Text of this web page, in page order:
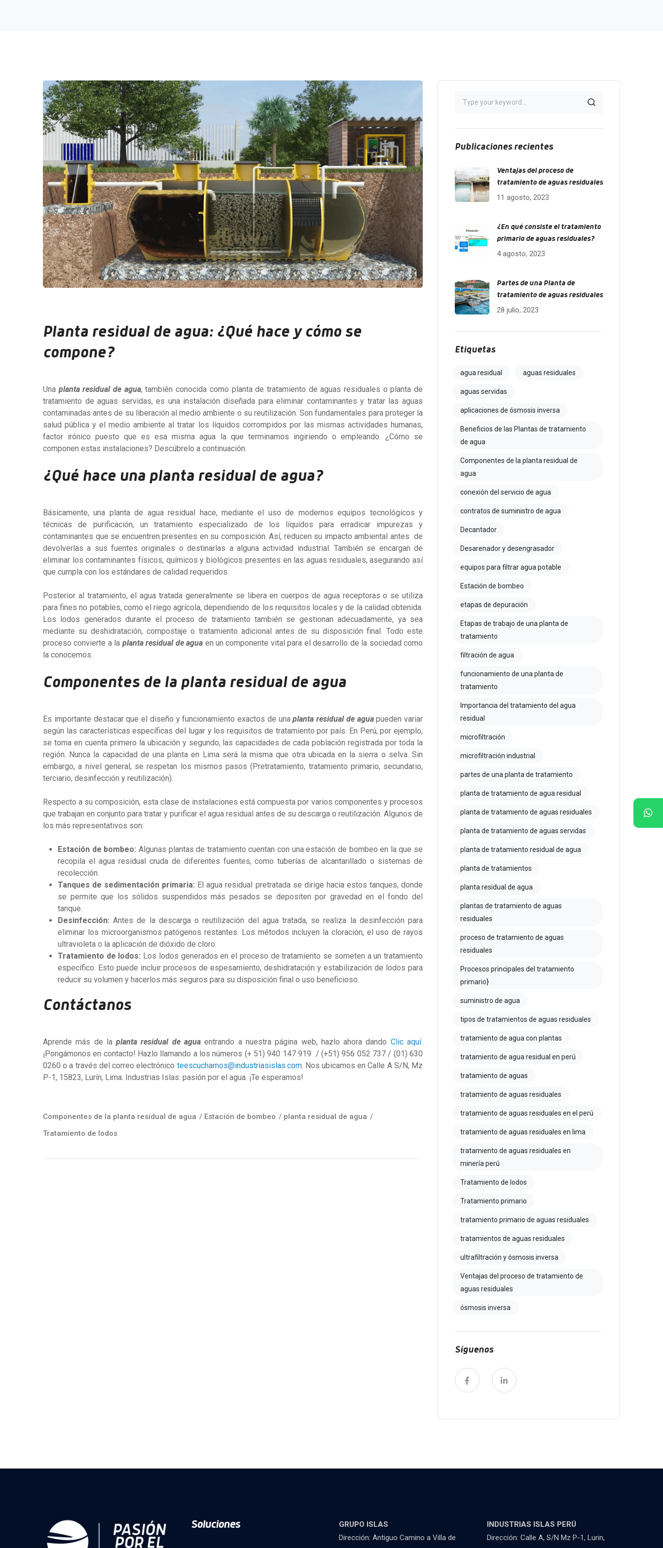
Planta residual de agua: ¿Qué hace y cómo se
compone?
Una planta residual de agua, también conocida como planta de tratamiento de aguas residuales o planta de
tratamiento de aguas servidas, es una instalación diseñada para eliminar contaminantes y tratar las aguas
contaminadas antes de su liberación al medio ambiente o su reutilización. Son fundamentales para proteger la
salud pública y el medio ambiente al tratar los líquidos corrompidos por las mismas actividades humanas,
factor irónico puesto que es esa misma agua la que terminamos ingiriendo o empleando. ¿Cómo se
componen estas instalaciones? Descúbrelo a continuación.
¿Qué hace una planta residual de agua?
Básicamente, una planta de agua residual hace, mediante el uso de modernos equipos tecnológicos y
técnicas de purificación, un tratamiento especializado de los líquidos para erradicar impurezas y
contaminantes que se encuentren presentes en su composición. Así, reducen su impacto ambiental antes de
devolverlas a sus fuentes originales o destinarlas a alguna actividad industrial. También se encargan de
eliminar los contaminantes físicos, químicos y biológicos presentes en las aguas residuales, asegurando así
que cumpla con los estándares de calidad requeridos.
Posterior al tratamiento, el agua tratada generalmente se libera en cuerpos de agua receptoras o se utiliza
para fines no potables, como el riego agrícola, dependiendo de los requisitos locales y de la calidad obtenida.
Los lodos generados durante el proceso de tratamiento también se gestionan adecuadamente, ya sea
mediante su deshidratación, compostaje o tratamiento adicional antes de su disposición final. Todo este
proceso convierte a la planta residual de agua en un componente vital para el desarrollo de la sociedad como
la conocemos.
Componentes de la planta residual de agua
Es importante destacar que el diseño y funcionamiento exactos de unaplanta residual de aguapueden variar
según las características específicas del lugar y los requisitos de tratamiento por país. En Perú, por ejemplo,
se toma en cuenta primero la ubicación y segundo, las capacidades de cada población registrada por toda la
región. Nunca la capacidad de una planta en Lima será la misma que otra ubicada en la sierra o selva. Sin
embargo, a nivel general, se respetan los mismos pasos (Pretratamiento, tratamiento primario, secundario,
terciario, desinfección y reutilización).
Respecto a su composición, esta clase de instalaciones está compuesta por varios componentes y procesos
que trabajan en conjunto para tratar y purificar el agua residual antes de su descarga o reutilización. Algunos de
los más representativos son:
Estación de bombeo: Algunas plantas de tratamiento cuentan con una estación de bombeo en la que se
recopila el agua residual cruda de diferentes fuentes, como tuberías de alcantarillado o sistemas de
recolección.
Tanques de sedimentación primaria: El agua residual pretratada se dirige hacia estos tanques, donde
se permite que los sólidos suspendidos más pesados se depositen por gravedad en el fondo del
tanque.
Desinfección:Antes de la descarga o reutilización del agua tratada, se realiza la desinfección para
eliminar los microorganismos patógenos restantes. Los métodos incluyen la cloración, el uso de rayos
ultravioleta o la aplicación de dióxido de cloro.
Tratamiento de lodos: Los lodos generados en el proceso de tratamiento se someten a un tratamiento
específico. Esto puede incluir procesos de espesamiento, deshidratación y estabilización de lodos para
reducir su volumen y hacerlos más seguros para su disposición final o uso beneficioso.
Contáctanos
Aprende más de laplanta residual de agua entrando a nuestrapágina web, hazlo ahora dando Clic aquí.
¡Pongámonos en contacto! Hazlo llamando a los números (+ 51) 940 147 919 / (+51) 956 052 737 / (01) 630
0260 o a través del correo electrónico teescuchamos@industriasislas.com. Nos ubicamos en Calle A S/N, Mz
P-1, 15823, Lurín, Lima. Industrias Islas: pasión por el agua. ¡Te esperamos!
Componentes de la planta residual de agua / Estación de bombeo / planta residual de agua /
Tratamiento de lodos
Publicaciones recientes
Ventajas del proceso de
tratamiento de aguas residuales
11 agosto, 2023
¿En qué consiste el tratamiento
primario de aguas residuales?
4 agosto, 2023
Partes de una Planta de
tratamiento de aguas residuales
28 julio, 2023
Etiquetas
agua residual aguas residuales
aguas servidas
aplicaciones de ósmosis inversa
Beneficios de las Plantas de tratamiento
de agua
Componentes de la planta residual de
agua
conexión del servicio de agua
contratos de suministro de agua
Decantador
Desarenador y desengrasador
equipos para filtrar agua potable
Estación de bombeo
etapas de depuración
Etapas de trabajo de una planta de
tratamiento
filtración de agua
funcionamiento de una planta de
tratamiento
Importancia del tratamiento del agua
residual
microfiltración
microfiltración industrial
partes de una planta de tratamiento
planta de tratamiento de agua residual
planta de tratamiento de aguas residuales
planta de tratamiento de aguas servidas
planta de tratamiento residual de agua
planta de tratamientos
planta residual de agua
plantas de tratamiento de aguas
residuales
proceso de tratamiento de aguas
residuales
Procesos principales del tratamiento
primario}
suministro de agua
tipos de tratamientos de aguas residuales
tratamiento de agua con plantas
tratamiento de agua residual en perú
tratamiento de aguas
tratamiento de aguas residuales
tratamiento de aguas residuales en el perú
tratamiento de aguas residuales en lima
tratamiento de aguas residuales en
minería perú
Tratamiento de lodos
Tratamiento primario
tratamiento primario de aguas residuales
tratamientos de aguas residuales
ultrafiltración y ósmosis inversa
Ventajas del proceso de tratamiento de
aguas residuales
ósmosis inversa
Síguenos
Soluciones
GRUPO ISLAS
Dirección: Antiguo Camino a Villa de
INDUSTRIAS ISLAS PERÚ
Dirección: Calle A, S/N Mz P-1, Lurin,